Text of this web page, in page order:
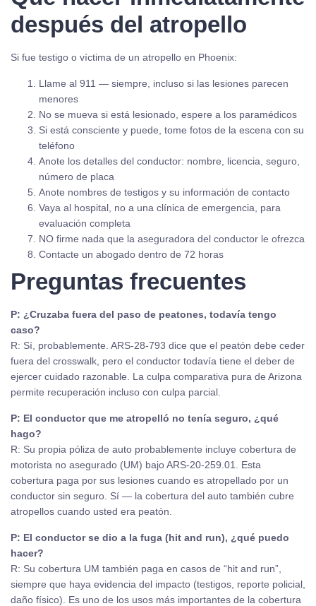
después del atropello
Si fue testigo o víctima de un atropello en Phoenix:
Llame al 911 — siempre, incluso si las lesiones parecen
menores
No se mueva si está lesionado, espere a los paramédicos
Si está consciente y puede, tome fotos de la escena con su
teléfono
Anote los detalles del conductor: nombre, licencia, seguro,
número de placa
Anote nombres de testigos y su información de contacto
Vaya al hospital, no a una clínica de emergencia, para
evaluación completa
NO firme nada que la aseguradora del conductor le ofrezca
Contacte un abogado dentro de 72 horas
Preguntas frecuentes
P: ¿Cruzaba fuera del paso de peatones, todavía tengo
caso?
R: Sí, probablemente. ARS-28-793 dice que el peatón debe ceder
fuera del crosswalk, pero el conductor todavía tiene el deber de
ejercer cuidado razonable. La culpa comparativa pura de Arizona
permite recuperación incluso con culpa parcial.
P: El conductor que me atropelló no tenía seguro, ¿qué
hago?
R: Su propia póliza de auto probablemente incluye cobertura de
motorista no asegurado (UM) bajo ARS-20-259.01. Esta
cobertura paga por sus lesiones cuando es atropellado por un
conductor sin seguro. Sí — la cobertura del auto también cubre
atropellos cuando usted era peatón.
P: El conductor se dio a la fuga (hit and run), ¿qué puedo
hacer?
R: Su cobertura UM también paga en casos de “hit and run”,
siempre que haya evidencia del impacto (testigos, reporte policial,
daño físico). Es uno de los usos más importantes de la cobertura